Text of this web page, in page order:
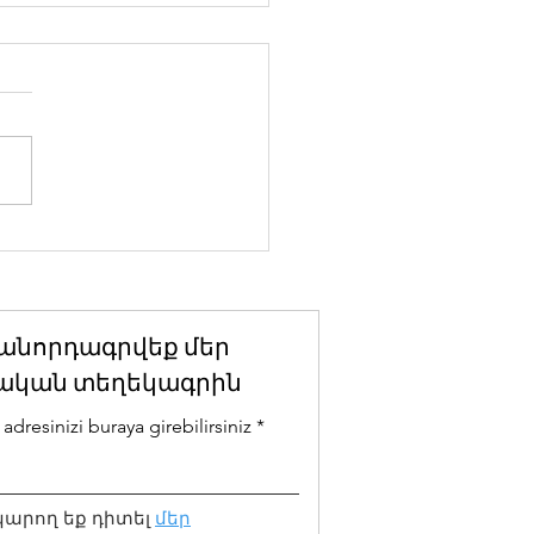
մտորումներ
վրա մեր
տեղեկագրին
adresinizi buraya girebilirsiniz
եք դիտել մեր